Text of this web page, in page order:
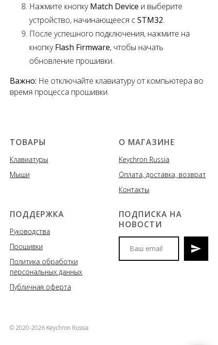
Нажмите кнопкуMatch Device и выберите
устройство, начинающееся сSTM32.
После успешного подключения, нажмите на
кнопкуFlash Firmware, чтобы начать
обновление прошивки.
Важно: Не отключайте клавиатуру от компьютера во
время процесса прошивки.
ТОВАРЫ
Клавиатуры
Мыши
О МАГАЗИНЕ
Keychron Russia
Оплата, доставка, возврат
Контакты
ПОДДЕРЖКА
Руководства
Прошивки
Политика обработки
персональных данных
Публичная оферта
ПОДПИСКА НА
НОВОСТИ
© 2020-2026 Keychron Russia